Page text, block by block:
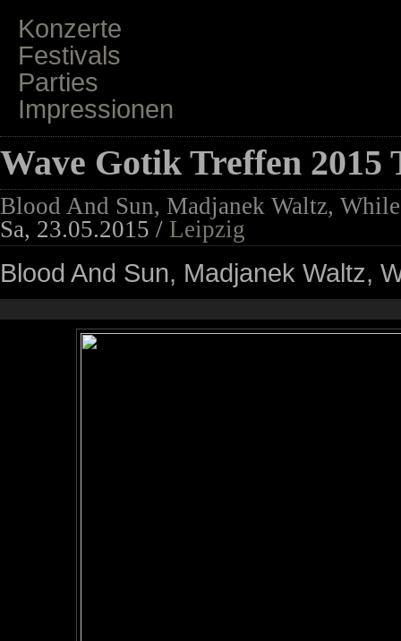
Konzerte
Festivals
Parties
Impressionen
Wave Gotik Treffen 2015
Blood And Sun, Madjanek Waltz,
Sa, 23.05.2015 / Leipzig
Blood And Sun, Madjanek Waltz,